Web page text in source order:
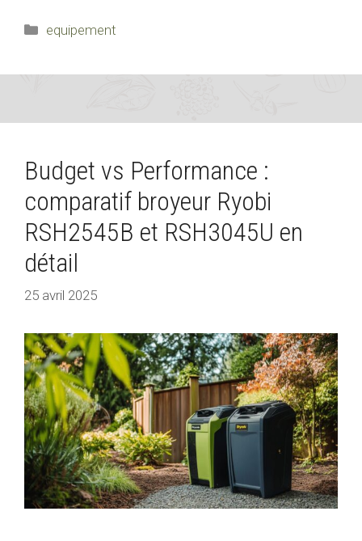
Catégories
equipement
Budget vs Performance :
comparatif broyeur Ryobi
RSH2545B et RSH3045U en
détail
25 avril 2025